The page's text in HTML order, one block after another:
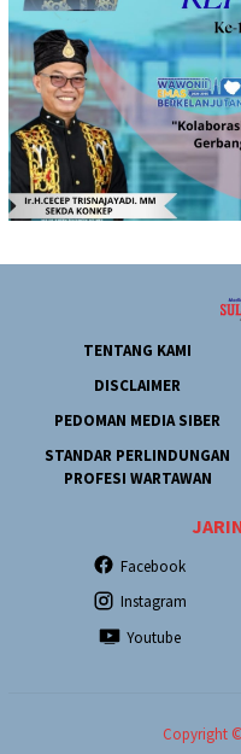
TENTANG KAMI
DISCLAIMER
PEDOMAN MEDIA SIBER
STANDAR PERLINDUNGAN
PROFESI WARTAWAN
Facebook
Instagram
Youtube
Copyright